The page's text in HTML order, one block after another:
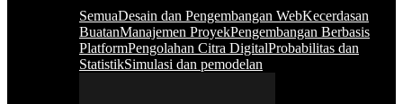
SemuaDesain dan Pengembangan WebKecerdasan
BuatanManajemen ProyekPengembangan Berbasis
PlatformPengolahan Citra DigitalProbabilitas dan
StatistikSimulasi dan pemodelan